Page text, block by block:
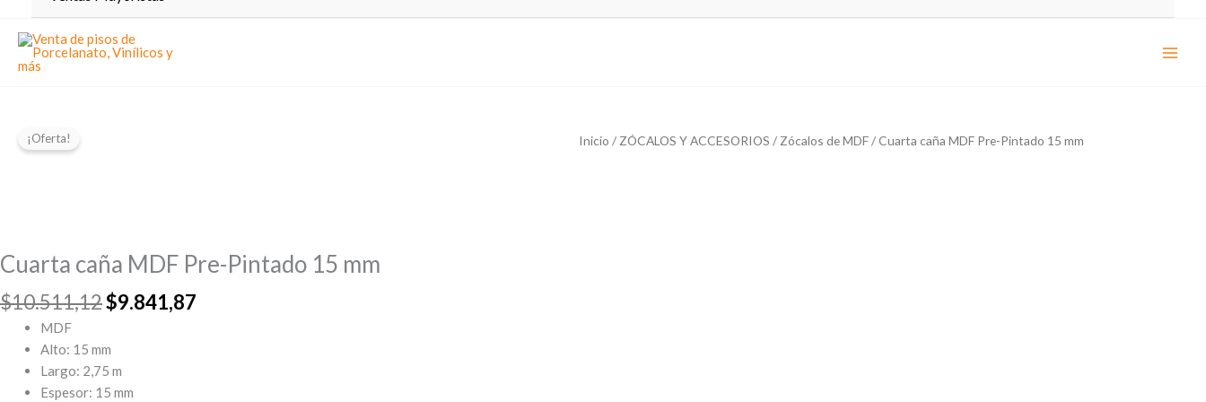
¡Oferta! Inicio / ZÓCALOS Y ACCESORIOS / Zócalos de MDF/ Cuarta caña MDF Pre-Pintado 15 mm
Cuarta caña MDF Pre-Pintado 15 mm
$10.511,12El
original
era:
$10.511,12.
$9.841,87
MDF
Alto: 15 mm
Largo: 2,75 m
Espesor: 15 mm